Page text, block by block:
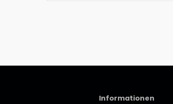
Informationen